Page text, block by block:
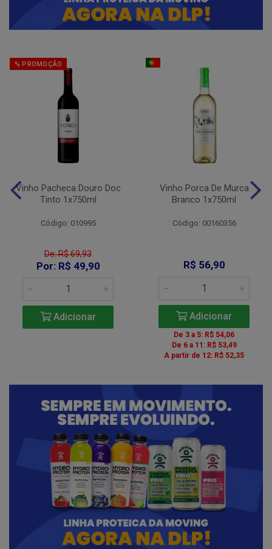
% PROMOÇÃO
Vinho Pacheca Douro Doc
Tinto 1x750ml
Código: 010995
De: R$ 69,93
Por: R$ 49,90
Adicionar
Vinho Porca De Murca
Branco 1x750ml
Código: 00160356
R$ 56,90
Adicionar
De 3 a 5: R$ 54,06
De 6 a 11: R$ 53,49
A partir de 12: R$ 52,35